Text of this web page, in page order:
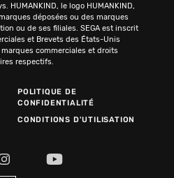
HUMANKIND, le logo HUMANKIND,
déposées ou des marques
ou de ses filiales. SEGA est inscrit
et Brevets des États-Unis
marques commerciales et droits
respectifs.
POLITIQUE DE
CONFIDENTIALITÉ
CONDITIONS D'UTILISATION